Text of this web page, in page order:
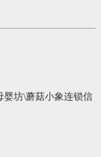
婴坊\蘑菇小象连锁信